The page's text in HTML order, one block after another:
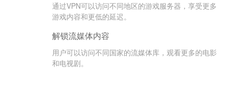
通过VPN可以访问不同地区的游戏服务器，享受更多
游戏内容和更低的延迟。
解锁流媒体内容
用户可以访问不同国家的流媒体库，观看更多的电影
和电视剧。